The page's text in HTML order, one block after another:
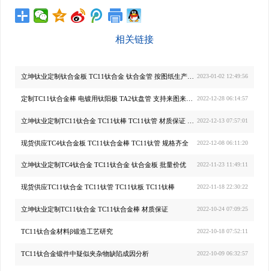
相关链接
2023-01-02 12:49:56
2022-12-28 06:14:57
2022-12-13 07:57:01
2022-12-08 06:11:20
现货供应TC4钛合金板 TC11钛合金棒 TC11钛管 规格齐全
2022-11-23 11:49:11
立坤钛业定制TC4钛合金 TC11钛合金 钛合金板 批量价优
2022-11-18 22:30:22
现货供应TC11钛合金 TC11钛管 TC11钛板 TC11钛棒
2022-10-24 07:09:25
立坤钛业定制TC11钛合金 TC11钛合金棒 材质保证
2022-10-18 07:52:11
TC11钛合金材料β锻造工艺研究
2022-10-09 06:32:57
TC11钛合金锻件中疑似夹杂物缺陷成因分析